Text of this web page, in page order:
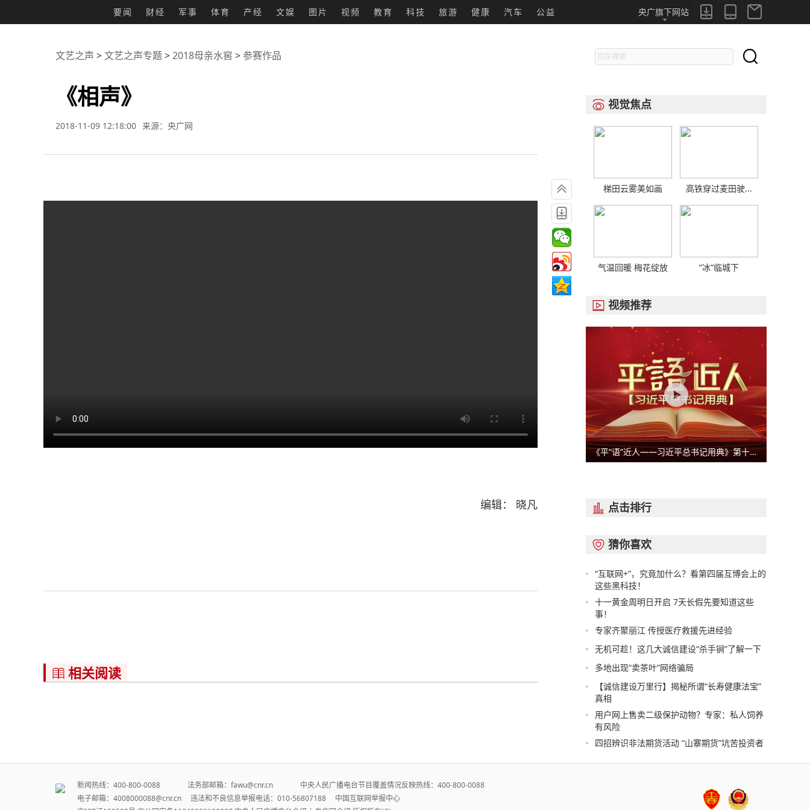
要闻 财经 军事 体育 产经 文娱 图片 视频 教育 科技 旅游 健康 汽车 公益 


央广旗下网站
文艺之声 >文艺之声专题>2018母亲水窖 >参赛作品
《相声》
2018-11-09 12:18:00 来源：央广网
编辑： 晓凡


 相关阅读

 视觉焦点
梯田云雾美如画 高铁穿过麦田驶...
气温回暖 梅花绽放 “冰”临城下
 视频推荐
《平“语”近人——习近平总书记用典》第十一集：咬定青山不放松
 点击排行
 猜你喜欢
“互联网+”，究竟加什么？看第四届互博会上的
这些黑科技！
十一黄金周明日开启 7天长假先要知道这些
事！
专家齐聚丽江 传授医疗救援先进经验
无机可趁！这几大诚信建设“杀手锏”了解一下
多地出现“卖茶叶”网络骗局
【诚信建设万里行】揭秘所谓“长寿健康法宝”
真相
用户网上售卖二级保护动物？专家：私人饲养
有风险
四招辨识非法期货活动 “山寨期货”坑苦投资者
新闻热线：400-800-0088 法务部邮箱：fawu@cnr.cn 中央人民广播电台节目覆盖情况反映热线：400-800-0088
电子邮箱：4008000088@cnr.cn 违法和不良信息举报电话：010-56807188 中国互联网举报中心